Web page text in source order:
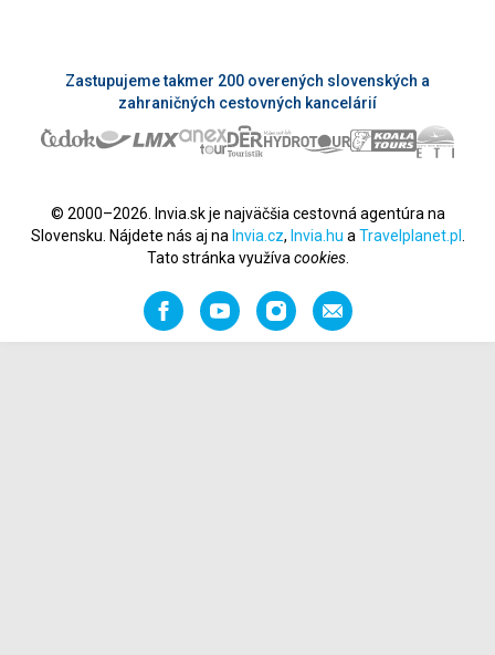
Zastupujeme takmer 200 overených slovenských a
zahraničných cestovných kancelárií
© 2000–2026. Invia.sk je najväčšia cestovná agentúra na
Slovensku. Nájdete nás aj na Invia.cz, Invia.hu a Travelplanet.pl
Tato stránka využíva cookies.
FacebookYouTubeInstagramOdporučiť